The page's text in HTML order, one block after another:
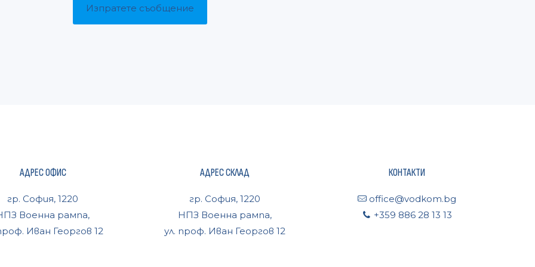
АДРЕС ОФИС
гр. София, 1220
Военна рампа,
Иван Георгов 12
АДРЕС СКЛАД
гр. София, 1220
НПЗ Военна рампа,
ул. проф. Иван Георгов 12
КОНТАКТИ
office@vodkom.bg
+359 886 28 13 13